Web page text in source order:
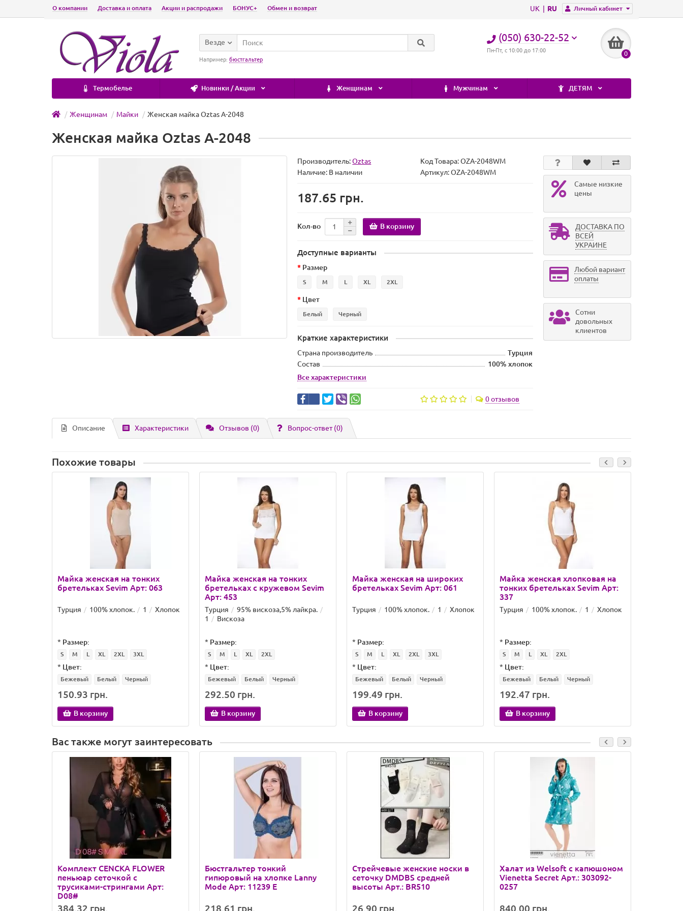
Личный кабинет
UK RU
О компании Доставка и оплата Акции и распродажи БОНУС+ Обмен и возврат
(050) 630-22-52
Пн-Пт, с 10:00 до 17:00 0
Везде
Например: бюстгальтер
Термобелье Новинки / Акции Женщинам Мужчинам ДЕТЯМ
Женщинам Майки Женская майка Oztas A-2048
Женская майка Oztas A-2048
Производитель:Oztas Код Товара:OZA-2048WM
Наличие: В наличии Артикул: OZA-2048WM
187.65 грн.
Кол-во В корзину
Доступные варианты
Размер
S M L XL 2XL
Цвет
Белый Черный
Краткие характеристики
Страна производитель
Турция
Состав
100% хлопок
Все характеристики
0 отзывов
Самые низкие
цены
ДОСТАВКА ПО
ВСЕЙ
УКРАИНЕ
Любой вариант
оплаты
Сотни
довольных
клиентов
Описание Характеристики Отзывов (0) Вопрос-ответ(0)
Похожие товары
Майка женская на тонких
бретельках Sevim Арт: 063
Турция 100% хлопок. 1 Хлопок
* Размер:
S M L XL 2XL 3XL
* Цвет:
Бежевый Белый Черный
150.93 грн.
В корзину
Майка женская на тонких
бретельках с кружевом Sevim
Арт: 453
Турция
95% вискоза,5% лайкра.
1
Вискоза
* Размер:
S M L XL 2XL
* Цвет:
Бежевый Белый Черный
292.50 грн.
В корзину
Майка женская на широких
бретельках Sevim Арт: 061
Турция 100% хлопок. 1 Хлопок
* Размер:
S M L XL 2XL 3XL
* Цвет:
Бежевый Белый Черный
199.49 грн.
В корзину
Майка женская хлопковая на
тонких бретельках Sevim Арт:
337
Турция 100% хлопок. 1 Хлопок
* Размер:
S M L XL 2XL
* Цвет:
Бежевый Белый Черный
192.47 грн.
В корзину
Вас также могут заинтересовать
Комплект CENCKA FLOWER
пеньюар сеточкой с
трусиками-стрингами Арт:
D08#
384.32 грн.
Бюстгальтер тонкий
гипюровый на хлопке Lanny
Mode Арт: 11239 E
218.61 грн.
Стрейчевые женские носки в
сеточку DMDBS средней
высоты Арт.: BR510
26.90 грн.
Халат из Welsoft с капюшоном
Vienetta Secret Арт.: 303092-
0257
840.00 грн.